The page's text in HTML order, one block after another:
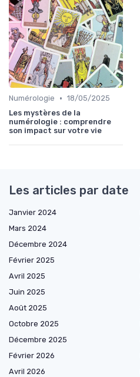
Numérologie • 18/05/2025
Les mystères de la
numérologie : comprendre
son impact sur votre vie
Les articles par date
Janvier 2024
Mars 2024
Décembre 2024
Février 2025
Avril 2025
Juin 2025
Août 2025
Octobre 2025
Décembre 2025
Février 2026
Avril 2026